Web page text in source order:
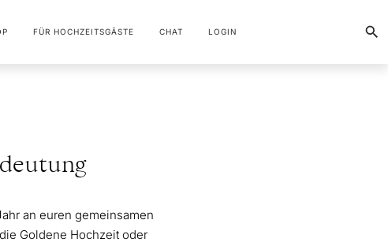
FÜR HOCHZEITSGÄSTE CHAT LOGIN
an euren gemeinsamen
Goldene Hochzeit oder